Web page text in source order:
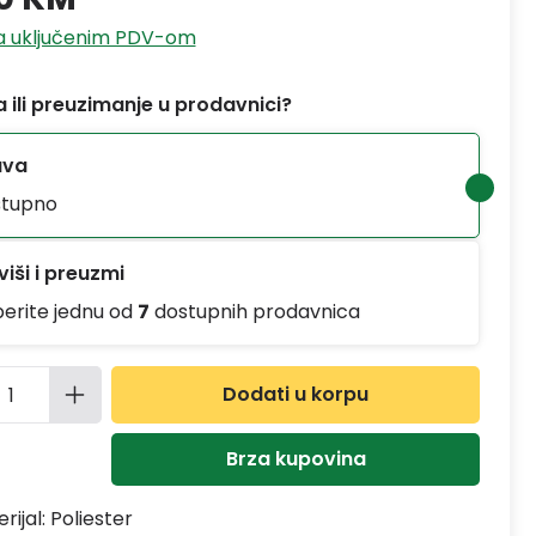
uključenim PDV-om
ili preuzimanje u prodavnici?
i preuzmi
jednu od 7 dostupnih prodavnica
proizvoda: Unesite željenu
Dodati u korpu
Brza kupovina
Poliester